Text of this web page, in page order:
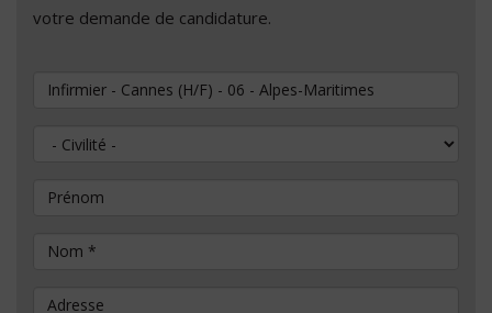
votre demande de candidature.
Vous souhaitez postuler au poste de
Civilité
Prénom
Nom*
Adresse